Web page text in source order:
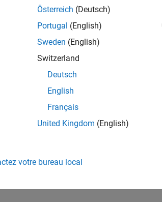
Österreich (Deutsch)
Portugal (English)
Sweden (English)
Switzerland
Deutsch
English
Français
United Kingdom (English)
votre bureau local